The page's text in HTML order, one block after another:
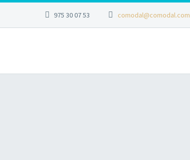
975 30 07 53 comodal@comodal.com